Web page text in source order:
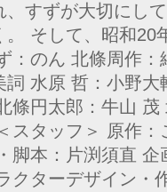
、すずが大切にし
。 そして、昭和20
：のん 北條周作
詞 水原 哲：小野
條円太郎：牛山
スタッフ＞ 原作
脚本：片渕須直
クターデザイン・